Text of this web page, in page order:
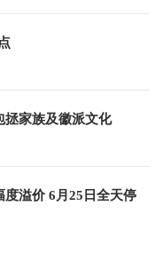
拯家族及徽派文化
溢价 6月25日全天停